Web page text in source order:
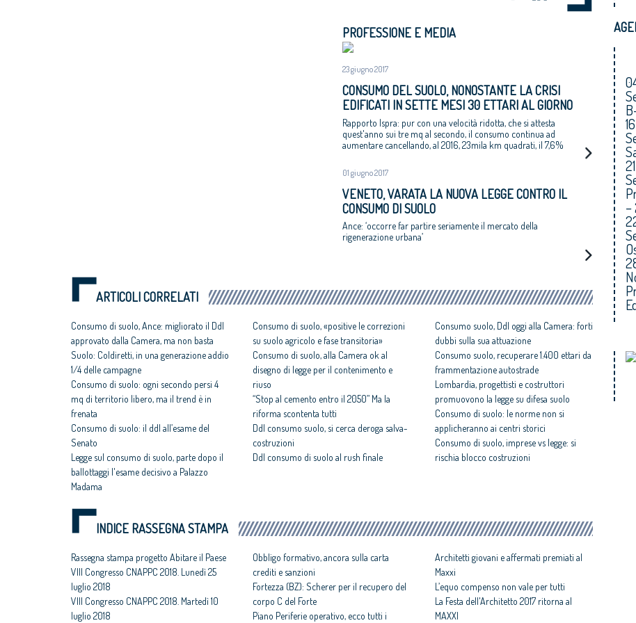
PROFESSIONE E MEDIA
23 giugno 2017
CONSUMO DEL SUOLO, NONOSTANTE LA CRISI
EDIFICATI IN SETTE MESI 30 ETTARI AL GIORNO
Rapporto Ispra: pur con una velocità ridotta, che si attesta
quest'anno sui tre mq al secondo, il consumo continua ad
aumentare cancellando, al 2016, 23mila km quadrati, il 7,6%
01 giugno 2017
VENETO, VARATA LA NUOVA LEGGE CONTRO IL
CONSUMO DI SUOLO
Ance: ‘occorre far partire seriamente il mercato della
rigenerazione urbana’
ARTICOLI CORRELATI
Consumo di suolo, Ance: migliorato il Ddl
approvato dalla Camera, ma non basta
Suolo: Coldiretti, in una generazione addio
1/4 delle campagne
Consumo di suolo: ogni secondo persi 4
mq di territorio libero, ma il trend è in
frenata
Consumo di suolo: il ddl all’esame del
Senato
Legge sul consumo di suolo, parte dopo il
ballottaggi l'esame decisivo a Palazzo
Madama
Consumo di suolo, «positive le correzioni
su suolo agricolo e fase transitoria»
Consumo di suolo, alla Camera ok al
disegno di legge per il contenimento e
riuso
“Stop al cemento entro il 2050” Ma la
riforma scontenta tutti
Ddl consumo suolo, si cerca deroga salva-
costruzioni
Ddl consumo di suolo al rush finale
Consumo suolo, Ddl oggi alla Camera: forti
dubbi sulla sua attuazione
Consumo suolo, recuperare 1.400 ettari da
frammentazione autostrade
Lombardia, progettisti e costruttori
promuovono la legge su difesa suolo
Consumo di suolo: le norme non si
applicheranno ai centri storici
Consumo di suolo, imprese vs legge: si
rischia blocco costruzioni
INDICE RASSEGNA STAMPA
Rassegna stampa progetto Abitare il Paese
VIII Congresso CNAPPC 2018. Lunedì 25
luglio 2018
VIII Congresso CNAPPC 2018. Martedì 10
luglio 2018
Obbligo formativo, ancora sulla carta
crediti e sanzioni
Fortezza (BZ): Scherer per il recupero del
corpo C del Forte
Piano Periferie operativo, ecco tutti i
Architetti giovani e affermati premiati al
Maxxi
L’equo compenso non vale per tutti
La Festa dell'Architetto 2017 ritorna al
MAXXI
16
21
–